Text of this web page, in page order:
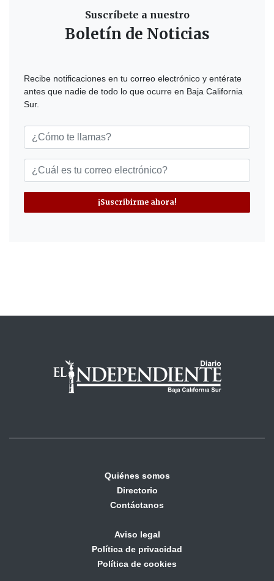
Suscríbete a nuestro
Boletín de Noticias
Recibe notificaciones en tu correo electrónico y entérate
antes que nadie de todo lo que ocurre en Baja California
Sur.
¡Suscribirme ahora!
Quiénes somos
Directorio
Contáctanos
Aviso legal
Política de privacidad
Política de cookies